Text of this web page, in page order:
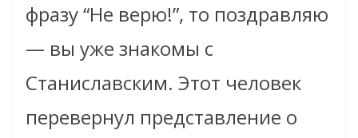
фразу “Не верю!”, то поздравляю
— вы уже знакомы с
Станиславским. Этот человек
перевернул представление о